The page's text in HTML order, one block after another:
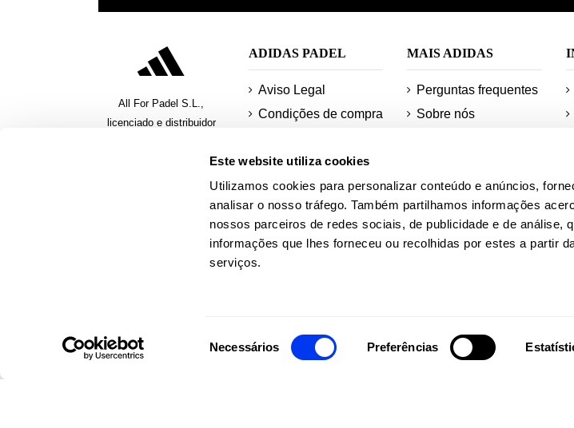
Este website utiliza cookies
Utilizamos cookies para personalizar conteúdo e anúncios,
analisar o nosso tráfego. Também partilhamos informações
nossos parceiros de redes sociais, de publicidade e de análise,
informações que lhes forneceu ou recolhidas por estes a partir
serviços.
Necessários Preferências
All For Padel S.L.,
licenciado e distribuidor
padel, pickleball e beach
ADIDAS PADEL
Aviso Legal
Condições de compra
privacidade
biscoitos
Métodos de
pagamento seguros
Pagar em prestações
MAIS ADIDAS
Perguntas frequentes
Sobre nós
remessas
Informações sobre o
teu pedido